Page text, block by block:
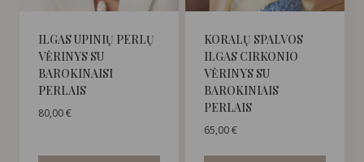
ILGAS UPINIŲ PERLŲ
VĖRINYS SU
BAROKINAISI
PERLAIS
80,00€
KORALŲ SPALVOS
ILGAS CIRKONIO
VĖRINYS SU
BAROKINIAIS
PERLAIS
65,00€